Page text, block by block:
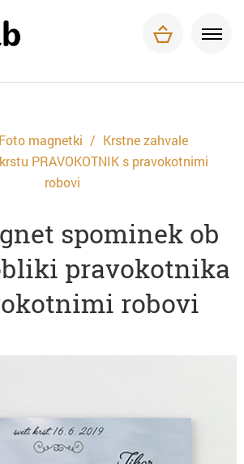
Tisk za podjetja
Dostava in plačilo
Kontakt
Foto magnetki
Krstne zahvale
PRAVOKOTNIK s pravokotnimi
robovi
spominek ob
pravokotnika
robovi